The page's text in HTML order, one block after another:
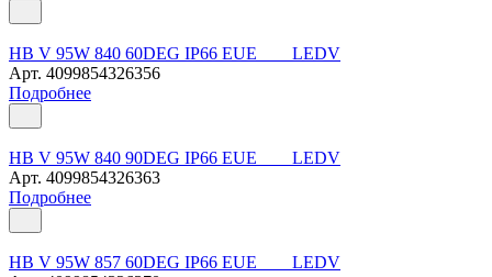
HB V 95W 840 60DEG IP66 EUE LEDV
Арт. 4099854326356
Подробнее
HB V 95W 840 90DEG IP66 EUE LEDV
Арт. 4099854326363
Подробнее
HB V 95W 857 60DEG IP66 EUE LEDV